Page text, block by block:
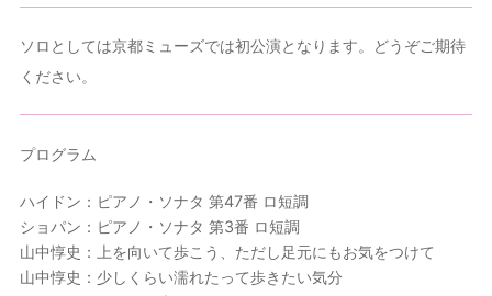
ソロとしては京都ミューズでは初公演となります。どうぞご期待
ください。
プログラム
ハイドン：ピアノ・ソナタ 第47番 ロ短調
ショパン：ピアノ・ソナタ 第3番 ロ短調
山中惇史：上を向いて歩こう、ただし足元にもお気をつけて
山中惇史：少しくらい濡れたって歩きたい気分